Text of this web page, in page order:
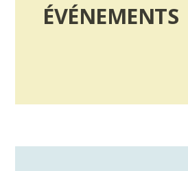
ÉVÉNEMENTS